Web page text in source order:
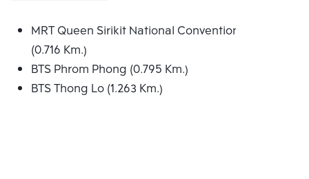
MRT Queen Sirikit National Convention Centre
(0.716 Km.)
BTS Phrom Phong (0.795 Km.)
BTS Thong Lo (1.263 Km.)